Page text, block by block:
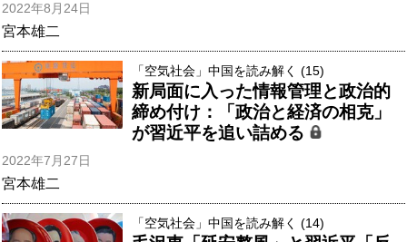
2022年8月24日
宮本雄二
「空気社会」中国を読み解く (15)
新局面に入った情報管理と政治的
締め付け：「政治と経済の相克」
が習近平を追い詰める
2022年7月27日
宮本雄二
「空気社会」中国を読み解く (14)